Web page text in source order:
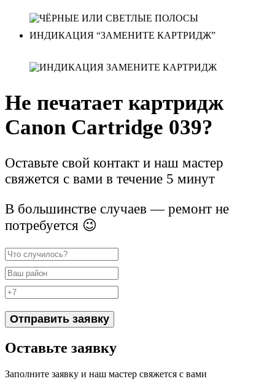
ИНДИКАЦИЯ “ЗАМЕНИТЕ КАРТРИДЖ”
Не печатает картридж
Canon Cartridge 039?
Оставьте свой контакт и наш мастер
свяжется с вами в течение 5 минут
В большинстве случаев — ремонт не
потребуется 😉
Отправить заявку
Оставьте заявку
Заполните заявку и наш мастер свяжется с вами